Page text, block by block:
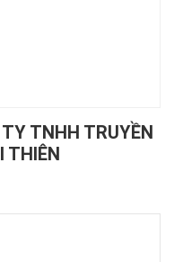
TNHH TRUYỀN
THIÊN